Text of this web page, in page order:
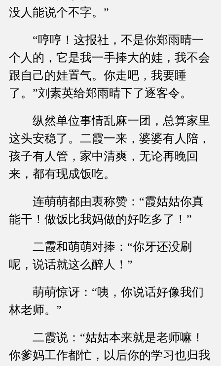
没人能说个不字。”
“哼哼！这报社，不是你郑雨晴一
个人的，它是我一手捧大的娃，我不会
跟自己的娃置气。你走吧，我要睡
了。”刘素英给郑雨晴下了逐客令。
纵然单位事情乱麻一团，总算家里
这头安稳了。二霞一来，婆婆有人陪，
孩子有人管，家中清爽，无论再晚回
来，都有现成饭吃。
连萌萌都由衷称赞：“霞姑姑你真
能干！做饭比我妈做的好吃多了！”
二霞和萌萌对捧：“你牙还没刷
呢，说话就这么醉人！”
萌萌惊讶：“咦，你说话好像我们
林老师。”
二霞说：“姑姑本来就是老师嘛！
你爹妈工作都忙，以后你的学习也归我